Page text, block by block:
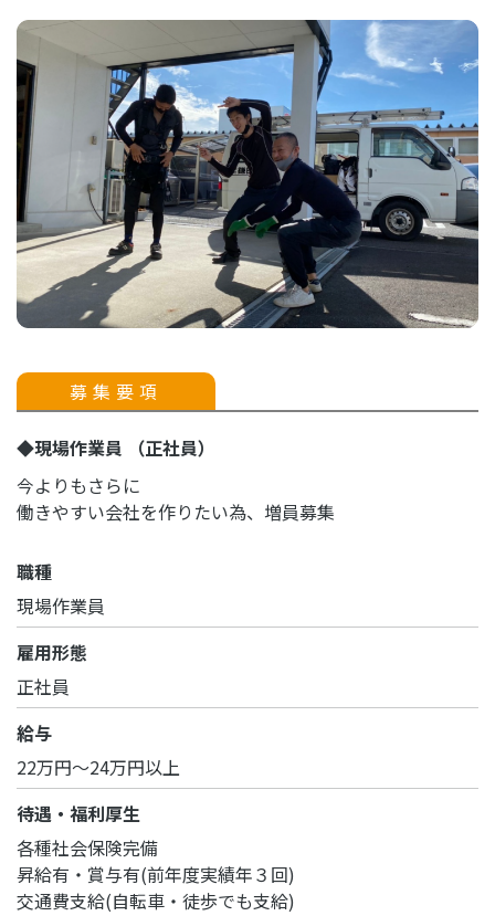
募集要項
◆現場作業員 （正社員）
今よりもさらに
働きやすい会社を作りたい為、増員募集
職種
現場作業員
雇用形態
正社員
給与
22万円～24万円以上
待遇・福利厚生
各種社会保険完備
昇給有・賞与有(前年度実績年３回)
交通費支給(自転車・徒歩でも支給)